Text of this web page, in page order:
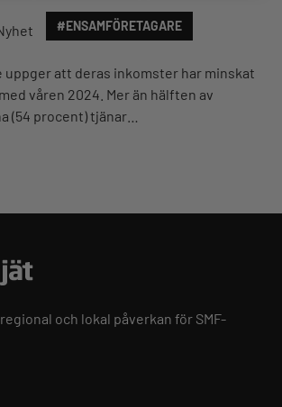
#ENSAMFÖRETAGARE
uppger att deras inkomster har minskat
våren 2024. Mer än hälften av
(54 procent) tjänar…
och lokal påverkan för SMF-